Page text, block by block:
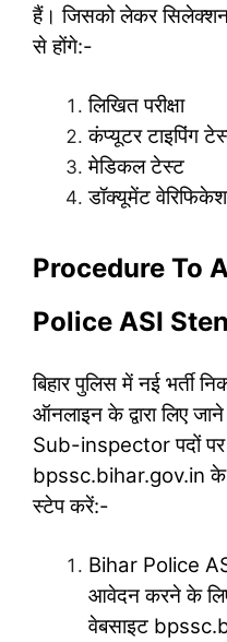
हैं। जिसको लेकर
से होंगे:-
लिखित परीक्षा
कंप्यूटर टाइपिंग
मेडिकल टेस्ट
डॉक्यूमेंट
Procedure To
Police ASI
बिहार पुलिस में नई भर्ती
ऑनलाइन के द्वारा लिए
Sub-inspector पदों पर
bpssc.bihar.gov.in के
स्टेप करें:-
Bihar Police
आवेदन करने के
वेबसाइट